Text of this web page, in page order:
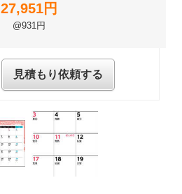
27,951円
@931円
見積もり依頼する